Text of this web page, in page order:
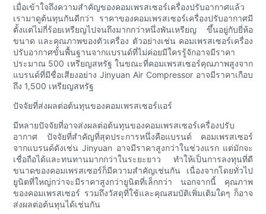
เมื่อเข้าใจถึงความสำคัญของคอมเพรสเซอร์เครื่องปรับอากาศแล้ว
เรามาดูต้นทุนกันดีกว่า ราคาของคอมเพรสเซอร์เครื่องปรับอากาศมี
ตั้งแต่ไม่กี่ร้อยเหรียญไปจนถึงมากกว่าหนึ่งพันเหรียญ ขึ้นอยู่กับยี่ห้อ
ขนาด และคุณภาพของตัวเครื่อง ตัวอย่างเช่น คอมเพรสเซอร์เครื่อง
ปรับอากาศขั้นพื้นฐานจากแบรนด์ที่ไม่ค่อยมีใครรู้จักอาจมีราคา
ประมาณ 500 เหรียญสหรัฐ ในขณะที่คอมเพรสเซอร์คุณภาพสูงจาก
แบรนด์ที่มีชื่อเสียงอย่าง Jinyuan Air Compressor อาจมีราคาเกือบ
ถึง 1,500 เหรียญสหรัฐ
ปัจจัยที่ส่งผลต่อต้นทุนของคอมเพรสเซอร์แอร์
มีหลายปัจจัยที่อาจส่งผลต่อต้นทุนของคอมเพรสเซอร์เครื่องปรับ
อากาศ ปัจจัยที่สำคัญที่สุดประการหนึ่งคือแบรนด์ คอมเพรสเซอร์
จากแบรนด์ดังเช่น Jinyuan อาจมีราคาสูงกว่าในช่วงแรก แต่มักจะ
เชื่อถือได้และทนทานมากกว่าในระยะยาว ทำให้เป็นการลงทุนที่ดี
ขนาดของคอมเพรสเซอร์ก็มีความสำคัญเช่นกัน เนื่องจากโดยทั่วไป
ยูนิตที่ใหญ่กว่าจะมีราคาสูงกว่ายูนิตที่เล็กกว่า นอกจากนี้ คุณภาพ
ของคอมเพรสเซอร์ รวมถึงวัสดุที่ใช้และคุณสมบัติเพิ่มเติมใดๆ ก็อาจ
ส่งผลต่อต้นทุนได้เช่นกัน